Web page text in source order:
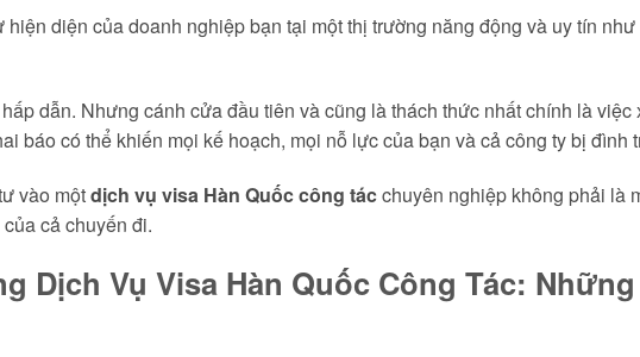
hiện diện của doanh nghiệp bạn tại một thị trường năng động và uy tín
dẫn. Nhưng cánh cửa đầu tiên và cũng là thách thức nhất chính là
báo có thể khiến mọi kế hoạch, mọi nỗ lực của bạn và cả công ty bị đình
vào mộtdịch vụ visa Hàn Quốc công tácchuyên nghiệp không phải là
cả chuyến đi.
Dịch Vụ Visa Hàn Quốc Công Tác: